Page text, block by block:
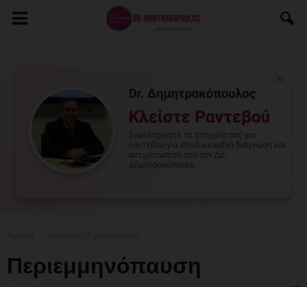
Περιεμμηνόπαυση